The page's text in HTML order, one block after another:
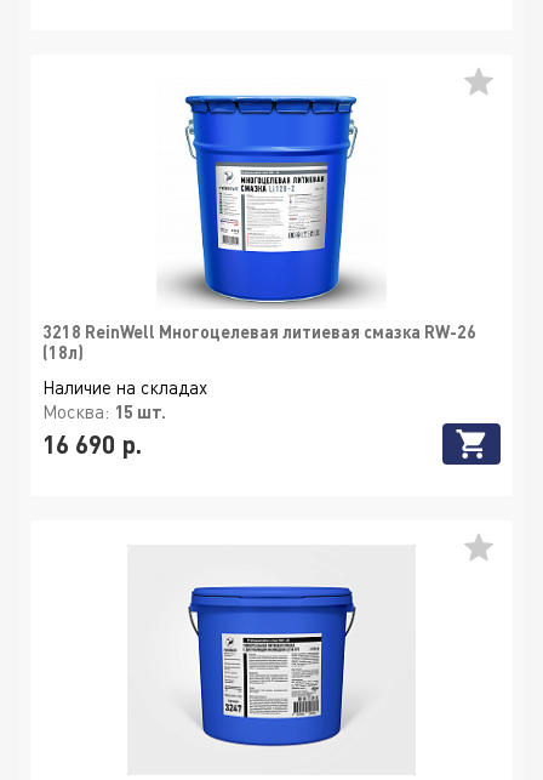
3218 ReinWell Многоцелевая литиевая смазка RW-26
(18л)
Наличие на складах
Москва: 15 шт.
16 690 р.